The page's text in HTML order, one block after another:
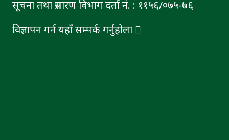
सूचना तथा प्रसारण विभाग दर्ता नं. : ११५६/०७५-७६
विज्ञापन गर्न यहाँ सम्पर्क गर्नुहोला